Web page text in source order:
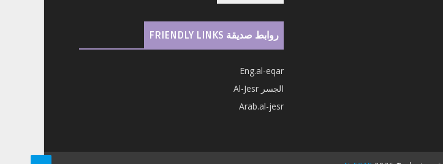
روابط صديقة FRIENDLY LINKS
Eng.al-eqar
الجسر Al-Jesr
Arab.al-jesr